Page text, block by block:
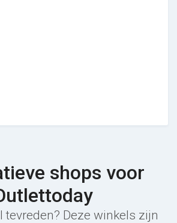
shops voor
tevreden? Deze winkels zijn